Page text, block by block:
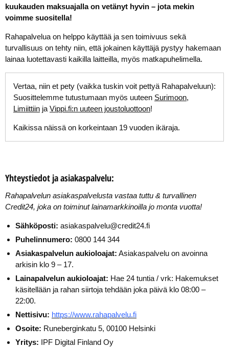
kuukauden maksuajalla on vetänyt hyvin – jota mekin
voimme suositella!
Rahapalvelua on helppo käyttää ja sen toimivuus sekä
turvallisuus on tehty niin, että jokainen käyttäjä pystyy hakemaan
lainaa luotettavasti kaikilla laitteilla, myös matkapuhelimella.
Vertaa, niin et pety (vaikka tuskin voit pettyä Rahapalveluun):
Suosittelemme tutustumaan myös uuteen Surimoon,
Limiittiin ja Vippi.fi:n uuteen joustoluottoon!
Kaikissa näissä on korkeintaan 19 vuoden ikäraja.
Yhteystiedot ja asiakaspalvelu:
Rahapalvelun asiakaspalvelusta vastaa tuttu & turvallinen
Credit24, joka on toiminut lainamarkkinoilla jo monta vuotta!
Sähköposti: asiakaspalvelu@credit24.fi
Puhelinnumero: 0800 144 344
Asiakaspalvelun aukioloajat: Asiakaspalvelu on avoinna
arkisin klo 9 – 17.
Lainapalvelun aukioloajat: Hae 24 tuntia / vrk: Hakemukset
käsitellään ja rahan siirtoja tehdään joka päivä klo 08:00 –
22:00.
Nettisivu: https://www.rahapalvelu.fi
Osoite: Runeberginkatu 5, 00100 Helsinki
Yritys: IPF Digital Finland Oy